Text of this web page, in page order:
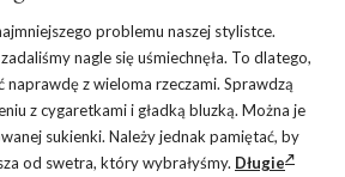
problemu naszej stylistce.
nagle się uśmiechnęła. To dlatego,
naprawdę z wieloma rzeczami. Sprawdzą
z cygaretkami i gładką bluzką. Można je
sukienki. Należy jednak pamiętać, by
od swetra, który wybrałyśmy. Długie